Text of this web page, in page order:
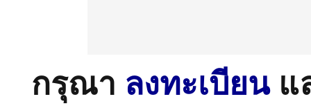
กรุณา ลงทะเบียนแ